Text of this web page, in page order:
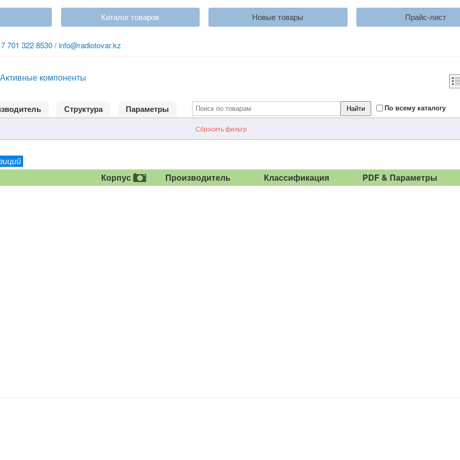
Каталог товаров Новые товары Прайс-лист
701 322 8530 / info@radiotovar.kz
Активные компоненты
Структура Параметры По всему каталогу
Сбросить фильтр
Корпус Производитель Классификация PDF & Параметры